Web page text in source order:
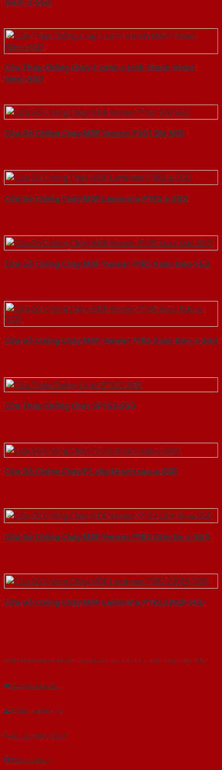
Cửa Thép Chống Cháy 1 canh o kinh thanh thoat
hiem-SGD
Cửa Gỗ Chống Cháy MDF Veneer P1G1 Sồi-SGD
Cửa Gỗ Chống Cháy MDF Laminate P1R2-a-SGD
Cửa Gỗ Chống Cháy MDF Veneer P1R5 Xoan Đào-SGD
Cửa Gỗ Chống Cháy MDF Veneer P1R5 Xoan Đào-a-SGD
Cửa Thép Chống Cháy 2P1G2-SGD
Cửa Gỗ Chống Cháy P1 cho khach san-a-SGD
Cửa Gỗ Chống Cháy MDF Veneer P1R2 Căm Xe-a-SGD
Cửa Gỗ Chống Cháy MDF Laminate P1R2 23029-SGD
Với kinh nghiệm nhiêu năm nghiên cứu cửa theo tiêu chuẩn công nghệ Châu
Gửi yêu cầu tư vấn
Tải báo giá tổng hợp
Yêu cầu gọi lại (3 phút)
Dành cho đại lý